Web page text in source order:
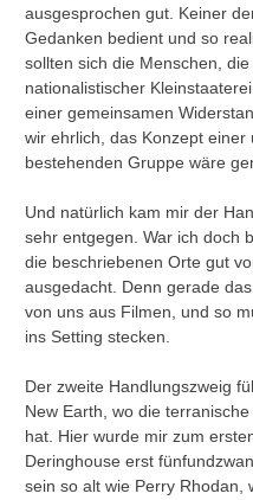
ausgesprochen gut. Keiner
Gedanken bedient und so
sollten sich die Menschen,
nationalistischer
einer gemeinsamen
wir ehrlich, das Konzept
bestehenden Gruppe wäre
Und natürlich kam mir der
sehr entgegen. War ich doch
die beschriebenen Orte gut
ausgedacht. Denn gerade
von uns aus Filmen, und so
ins Setting stecken.
Der zweite Handlungszweig
New Earth, wo die
hat. Hier wurde mir zum
Deringhouse erst
sein so alt wie Perry Rhodan,